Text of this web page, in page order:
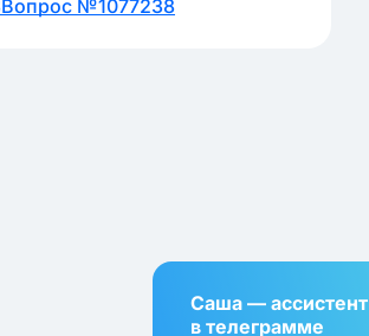
Вопрос №1077238
Саша — ассистент
в телеграмме